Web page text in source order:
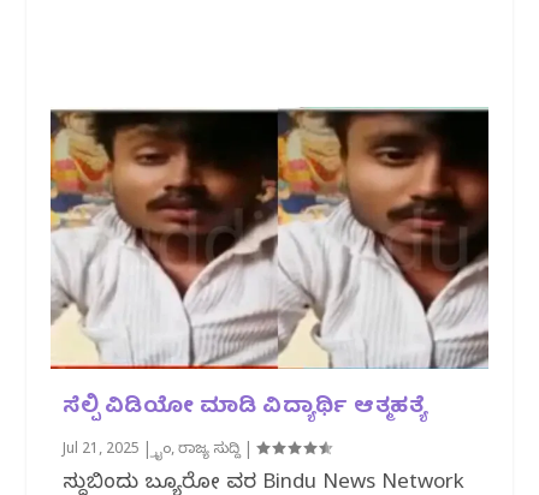
ಸೆಲ್ಪಿ ವಿಡಿಯೋ ಮಾಡಿ ವಿದ್ಯಾರ್ಥಿ ಆತ್ಮಹತ್ಯೆ
Jul 21, 2025 |ಕ್ರೈಂ,ರಾಜ್ಯ ಸುದ್ದಿ |
ಸುದ್ದಿಬಿಂದು ಬ್ಯೂರೋ ವರದಿ Bindu News Network